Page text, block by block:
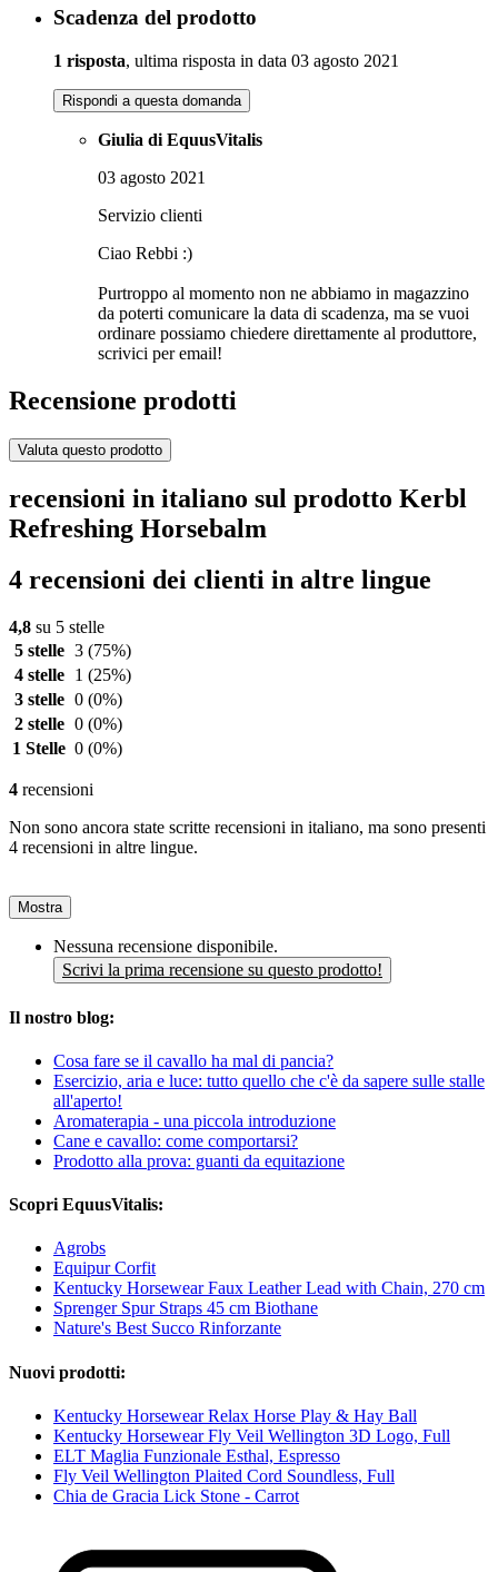
Scadenza del prodotto
1 risposta, ultima risposta in data 03 agosto 2021
Rispondi a questa domanda
Giulia di EquusVitalis
03 agosto 2021
Servizio clienti
Ciao Rebbi :)
Purtroppo al momento non ne abbiamo in magazzino
da poterti comunicare la data di scadenza, ma se vuoi
ordinare possiamo chiedere direttamente al produttore,
scrivici per email!
Recensione prodotti
Valuta questo prodotto
recensioni in italiano sul prodotto Kerbl
Refreshing Horsebalm
4 recensioni dei clienti in altre lingue
4,8 su 5 stelle
5 stelle 3 (75%)
4 stelle
1 (25%)
3 stelle 0 (0%)
2 stelle 0 (0%)
1 Stelle 0 (0%)
4 recensioni
Non sono ancora state scritte recensioni in italiano, ma sono presenti
4 recensioni in altre lingue.
Mostra
Nessuna recensione disponibile.
Scrivi la prima recensione su questo prodotto!
Il nostro blog:
Cosa fare se il cavallo ha mal di pancia?
Esercizio, aria e luce: tutto quello che c'è da sapere sulle stalle
all'aperto!
Aromaterapia - una piccola introduzione
Cane e cavallo: come comportarsi?
Prodotto alla prova: guanti da equitazione
Scopri EquusVitalis:
Agrobs
Equipur Corfit
Kentucky Horsewear Faux Leather Lead with Chain, 270 cm
Sprenger Spur Straps 45 cm Biothane
Nature's Best Succo Rinforzante
Nuovi prodotti:
Kentucky Horsewear Relax Horse Play & Hay Ball
Kentucky Horsewear Fly Veil Wellington 3D Logo, Full
ELT Maglia Funzionale Esthal, Espresso
Fly Veil Wellington Plaited Cord Soundless, Full
Chia de Gracia Lick Stone - Carrot